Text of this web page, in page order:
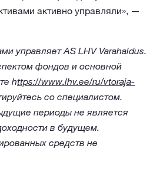
активно управляли», —
управляет AS LHV Varahaldus.
фондов и основной
https://www.lhv.ee/ru/vtoraja-
со специалистом.
периоды не является
в будущем.
средств не